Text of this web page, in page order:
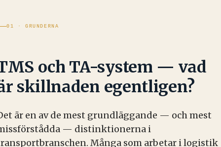
01 · GRUNDERNA
och TA-system — vad
skillnaden egentligen?
är en av de mest grundläggande — och mest
— distinktionerna i
Många som arbetar i logistik